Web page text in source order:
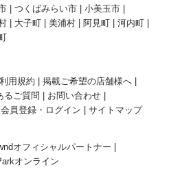
つくばみらい市
小美玉市
大子町 美浦村 阿見町
河内町
利用規約
掲載ご希望の店舗様へ
るご質問
お問い合わせ
員登録・ログイン サイトマップ
オフィシャルパートナー
オンライン